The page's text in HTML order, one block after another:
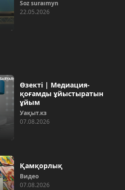
Soz suraımyn
22.05.2026
Өзекті | Медиация-
қоғамды ұйыстыратын
ұйым
Уақыт.кз
07.08.2026
Қамқорлық
Видео
07.08.2026